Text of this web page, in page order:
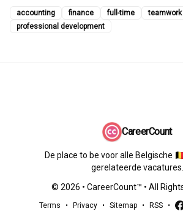
accounting finance full-time
teamwork
professional development
CareerCount
De place to be voor alle Belgische
gerelateerde vacatures.
© 2026 • CareerCount™ • All
Terms • Privacy • Sitemap • RSS •